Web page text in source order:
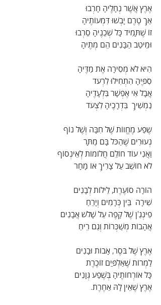
אֶרֶץ אֲשֶׁר נְחָלֶיהָ חָרְבוּ
אַךְ טֶרֶם יָבְשׁוּ דִּמְעוֹתֶיהָ
זוֹ שֶׁתָּמִיד כָּל שְׁכֵנֶיהָ סֵרְבוּ
וּמֵיטַב הַבָּנִים הֵם מְתֶיהָ
הִיא לֹא מְסִירָה אֶת מַדֶּיהָ
סִפֶּיהָ הִתְחִילוּ לִרְעֹד
אֲבָל אִי אֶפְשָׁר בִּלְעָדֶיהָ
נַמְשִׁיךְ  בִּדְרָכֶיהָ לִצְעֹד
שֶפַע מֶחֱווֹת שֶׁל חִבָּה וְשֶׁל נוֹף
נְעוּרִים שֶׁהַכֹּל בָּם מֻתָּר
וַאֲנִי עוֹד חוֹלֵם חֲלוֹמוֹת לְאֵינְסוֹף
לֹא חוֹשֵׁב עַל צָרִיךְ אוֹ מָחָר
הוֹרָה סוֹעֶרֶת, לֵילוֹת לְבָנִים
שִׁירָה  בֵּין כְּרָמִים וְיָרֵחַ
פִינְגַ'ן שֶׁל קָפֶה עַל שָׁלֹשׁ אֲבָנִים
אֲהָבוֹת מְשַׁכְּרוֹת וְגַם רֵיחַ
אֶרֶץ שֶׁל בֹּסֶר, אָבוֹת וּבָנִים
לַמְרוֹת שֶׁאַלְפַּיִם זוֹכֶרֶת
כָּל אוֹרְחוֹתֶיהָ בְּשֶׁפַע גְּוָנִים
אֶרֶץ שֶׁאֵין לָהּ אַחֶרֶת.